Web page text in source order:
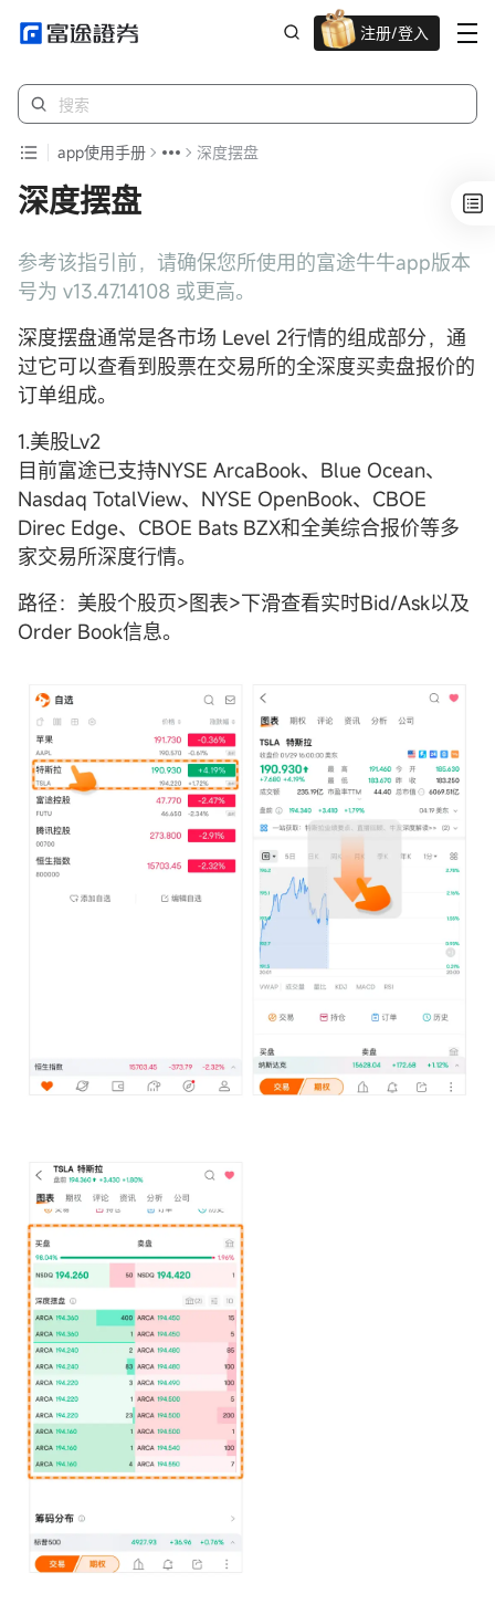
注册/登入
迎新重磅礼 股票/BTC等任你选!
app使用手册 深度摆盘
深度摆盘
参考该指引前，请确保您所使用的富途牛牛app版本
号为 v13.47.14108 或更高。
深度摆盘通常是各市场 Level 2行情的组成部分，通
过它可以查看到股票在交易所的全深度买卖盘报价的
订单组成。
1.美股Lv2
目前富途已支持NYSE ArcaBook、Blue Ocean、
Nasdaq TotalView、NYSE OpenBook、CBOE
Direc Edge、CBOE Bats BZX和全美综合报价等多
家交易所深度行情。
路径：美股个股页>图表>下滑查看实时Bid/Ask以及
Order Book信息。